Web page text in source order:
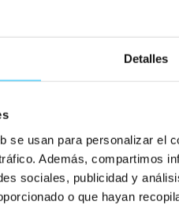
Detalles
se usan para personalizar el
Además, compartimos
sociales, publicidad y
o que hayan
mientras tanto, puedes
dejarnos tus comentarios si tienes